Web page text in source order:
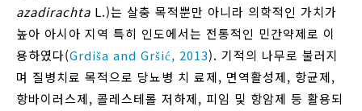
azadirachta L.)는 살충 목적뿐만 아니라 의학적인 가치가
높아 아시아 지역 특히 인도에서는 전통적인 민간약제로 이
용하였다(Grdiša and Gršić, 2013). 기적의 나무로 불러지
며 질병치료 목적으로 당뇨병 치 료제, 면역활성제, 항균제,
항바이러스제, 콜레스테롤 저하제, 피임 및 항암제 등 활용되